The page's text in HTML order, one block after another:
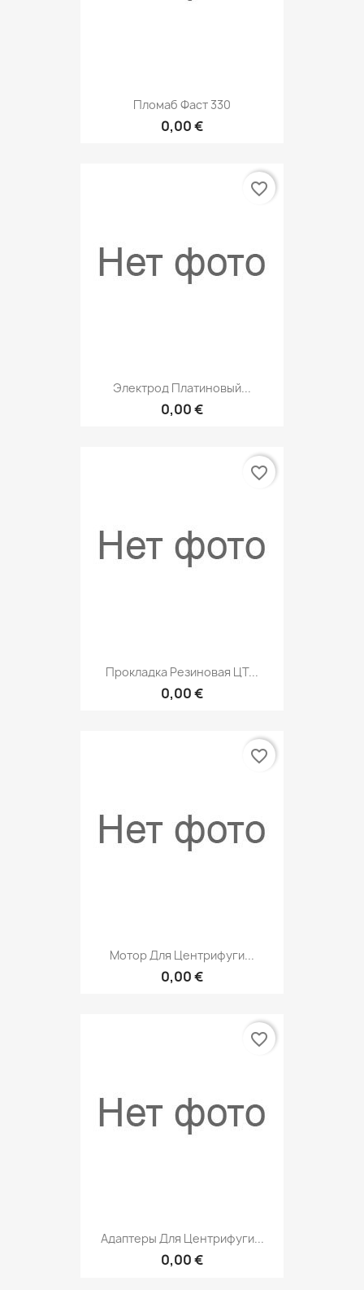
Пломаб Фаст 330
0,00 €
Электрод Платиновый...
0,00 €
favorite_border
Прокладка Резиновая ЦТ...
0,00 €
favorite_border
Мотор Для Центрифуги...
0,00 €
favorite_border
Адаптеры Для Центрифуги...
0,00 €
favorite_border